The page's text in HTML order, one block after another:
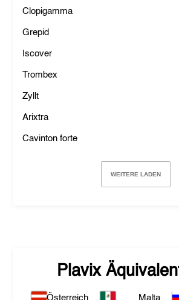
Clopigamma
Grepid
Iscover
Trombex
Zyllt
Arixtra
Cavinton forte
WEITERE LADEN
Plavix
Österreich
Malta